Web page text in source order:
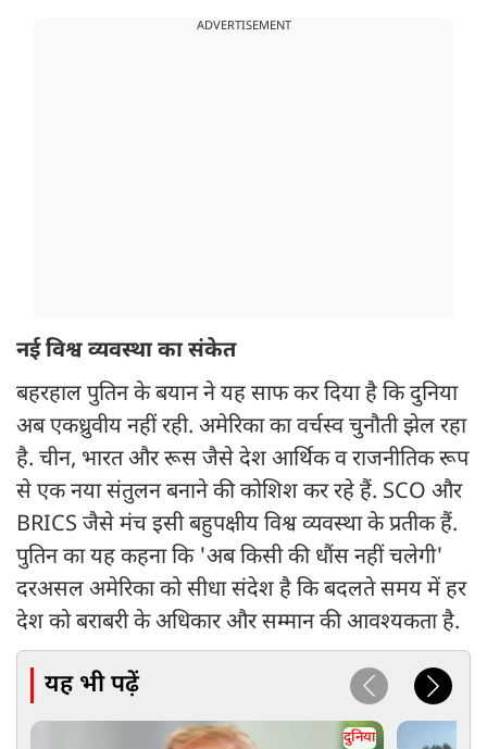
ADVERTISEMENT
नई विश्व व्यवस्था का संकेत
बहरहाल पुतिन के बयान ने यह साफ कर दिया है कि दुनिया
अब एकध्रुवीय नहीं रही. अमेरिका का वर्चस्व चुनौती झेल रहा
है. चीन, भारत और रूस जैसे देश आर्थिक व राजनीतिक रूप
से एक नया संतुलन बनाने की कोशिश कर रहे हैं. SCO और
BRICS जैसे मंच इसी बहुपक्षीय विश्व व्यवस्था के प्रतीक हैं.
पुतिन का यह कहना कि 'अब किसी की धौंस नहीं चलेगी'
दरअसल अमेरिका को सीधा संदेश है कि बदलते समय में हर
देश को बराबरी के अधिकार और सम्मान की आवश्यकता है.
यह भी पढ़ें
दुनिया